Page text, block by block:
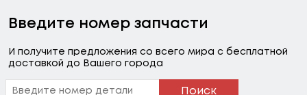
Введите номер запчасти
И получите предложения со всего мира с бесплатной
доставкой до Вашего города
Поиск